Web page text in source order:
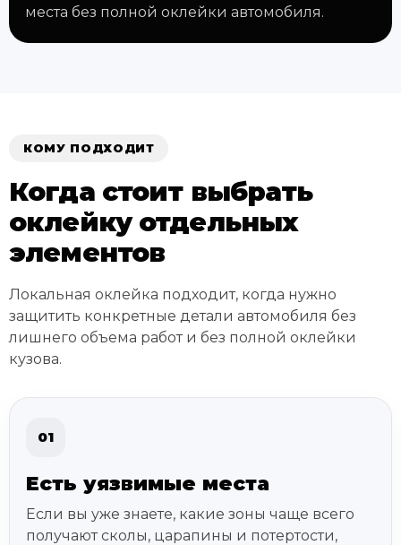
места без полной оклейки автомобиля.
КОМУ ПОДХОДИТ
Когда стоит выбрать
оклейку отдельных
элементов
Локальная оклейка подходит, когда нужно
защитить конкретные детали автомобиля без
лишнего объема работ и без полной оклейки
кузова.
01
Есть уязвимые места
Если вы уже знаете, какие зоны чаще всего
получают сколы, царапины и потертости,